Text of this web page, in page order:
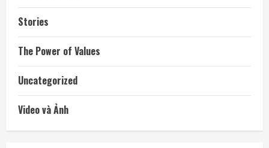
Stories
The Power of Values
Uncategorized
Video và Ảnh